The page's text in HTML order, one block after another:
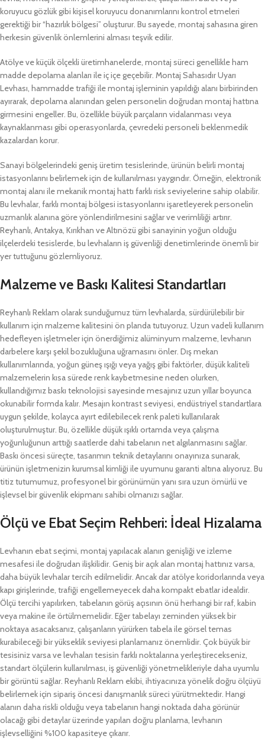
koruyucu gözlük gibi kişisel koruyucu donanımlarını kontrol etmeleri
gerektiği bir “hazırlık bölgesi” oluşturur. Bu sayede, montaj sahasına giren
herkesin güvenlik önlemlerini alması teşvik edilir.
Atölye ve küçük ölçekli üretimhanelerde, montaj süreci genellikle ham
madde depolama alanları ile iç içe geçebilir. Montaj Sahasıdır Uyarı
Levhası, hammadde trafiği ile montaj işleminin yapıldığı alanı birbirinden
ayırarak, depolama alanından gelen personelin doğrudan montaj hattına
girmesini engeller. Bu, özellikle büyük parçaların vidalanması veya
kaynaklanması gibi operasyonlarda, çevredeki personeli beklenmedik
kazalardan korur.
Sanayi bölgelerindeki geniş üretim tesislerinde, ürünün belirli montaj
istasyonlarını belirlemek için de kullanılması yaygındır. Örneğin, elektronik
montaj alanı ile mekanik montaj hattı farklı risk seviyelerine sahip olabilir.
Bu levhalar, farklı montaj bölgesi istasyonlarını işaretleyerek personelin
uzmanlık alanına göre yönlendirilmesini sağlar ve verimliliği artırır.
Reyhanlı, Antakya, Kırıkhan ve Altınözü gibi sanayinin yoğun olduğu
ilçelerdeki tesislerde, bu levhaların iş güvenliği denetimlerinde önemli bir
yer tuttuğunu gözlemliyoruz.
Malzeme ve Baskı Kalitesi Standartları
Reyhanlı Reklam olarak sunduğumuz tüm levhalarda, sürdürülebilir bir
kullanım için malzeme kalitesini ön planda tutuyoruz. Uzun vadeli kullanım
hedefleyen işletmeler için önerdiğimiz alüminyum malzeme, levhanın
darbelere karşı şekil bozukluğuna uğramasını önler. Dış mekan
kullanımlarında, yoğun güneş ışığı veya yağış gibi faktörler, düşük kaliteli
malzemelerin kısa sürede renk kaybetmesine neden olurken,
kullandığımız baskı teknolojisi sayesinde mesajınız uzun yıllar boyunca
okunabilir formda kalır. Mesajın kontrast seviyesi, endüstriyel standartlara
uygun şekilde, kolayca ayırt edilebilecek renk paleti kullanılarak
oluşturulmuştur. Bu, özellikle düşük ışıklı ortamda veya çalışma
yoğunluğunun arttığı saatlerde dahi tabelanın net algılanmasını sağlar.
Baskı öncesi süreçte, tasarımın teknik detaylarını onayınıza sunarak,
ürünün işletmenizin kurumsal kimliği ile uyumunu garanti altına alıyoruz. Bu
titiz tutumumuz, profesyonel bir görünümün yanı sıra uzun ömürlü ve
işlevsel bir güvenlik ekipmanı sahibi olmanızı sağlar.
Ölçü ve Ebat Seçim Rehberi: İdeal Hizalama
Levhanın ebat seçimi, montaj yapılacak alanın genişliği ve izleme
mesafesi ile doğrudan ilişkilidir. Geniş bir açık alan montaj hattınız varsa,
daha büyük levhalar tercih edilmelidir. Ancak dar atölye koridorlarında veya
kapı girişlerinde, trafiği engellemeyecek daha kompakt ebatlar idealdir.
Ölçü tercihi yapılırken, tabelanın görüş açısının önü herhangi bir raf, kabin
veya makine ile örtülmemelidir. Eğer tabelayı zeminden yüksek bir
noktaya asacaksanız, çalışanların yürürken tabela ile görsel temas
kurabileceği bir yükseklik seviyesi planlamanız önemlidir. Çok büyük bir
tesisiniz varsa ve levhaları tesisin farklı noktalarına yerleştirecekseniz,
standart ölçülerin kullanılması, iş güvenliği yönetmelikleriyle daha uyumlu
bir görüntü sağlar. Reyhanlı Reklam ekibi, ihtiyacınıza yönelik doğru ölçüyü
belirlemek için sipariş öncesi danışmanlık süreci yürütmektedir. Hangi
alanın daha riskli olduğu veya tabelanın hangi noktada daha görünür
olacağı gibi detaylar üzerinde yapılan doğru planlama, levhanın
işlevselliğini %100 kapasiteye çıkarır.